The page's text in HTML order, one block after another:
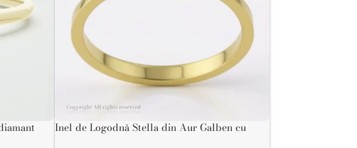
Inel de Logodnă Stella din Aur Galben cu